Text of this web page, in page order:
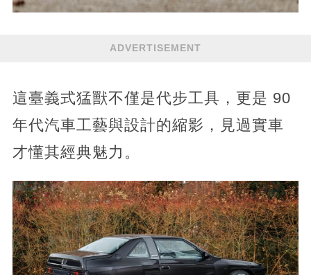
ADVERTISEMENT
這臺義式猛獸不僅是代步工具，更是 90
年代汽車工藝與設計的縮影，見過實車
才懂其經典魅力。